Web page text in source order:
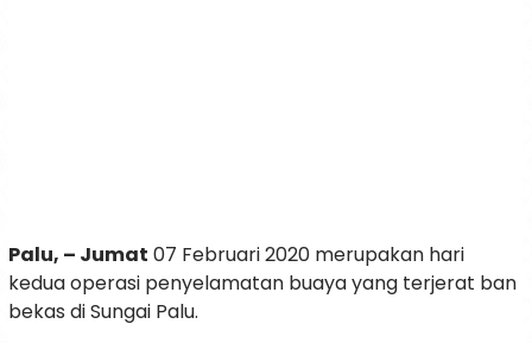
Palu, – Jumat 07 Februari 2020 merupakan hari
kedua operasi penyelamatan buaya yang terjerat ban
bekas di Sungai Palu.